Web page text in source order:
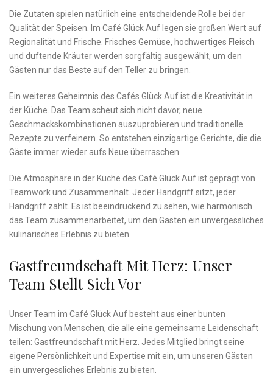
Die Zutaten ‌spielen natürlich eine entscheidende Rolle bei der
Qualität ⁤der Speisen. Im Café Glück Auf legen sie großen Wert auf
‍Regionalität und Frische. Frisches Gemüse, hochwertiges Fleisch
und duftende Kräuter werden sorgfältig ausgewählt, um den
Gästen nur das Beste ‌auf‍ den Teller zu bringen.
Ein weiteres Geheimnis des Cafés ‍Glück Auf ist die Kreativität​ in
der Küche. Das Team scheut‌ sich nicht davor, neue
Geschmackskombinationen auszuprobieren und traditionelle
Rezepte zu verfeinern. So entstehen‌ einzigartige Gerichte, die die
Gäste immer wieder aufs Neue überraschen.
Die Atmosphäre in der Küche des Café Glück Auf ist geprägt von
Teamwork und Zusammenhalt. Jeder Handgriff sitzt, jeder
Handgriff zählt. ⁢Es⁤ ist beeindruckend zu sehen, wie harmonisch⁣
das Team zusammenarbeitet, um den Gästen ein ‌unvergessliches
kulinarisches Erlebnis zu bieten.
Gastfreundschaft Mit Herz: Unser
Team Stellt Sich Vor
Unser Team im Café Glück Auf besteht aus einer bunten
Mischung von Menschen, die alle eine gemeinsame Leidenschaft
teilen: Gastfreundschaft mit Herz. Jedes Mitglied bringt seine
⁤eigene Persönlichkeit und Expertise mit ein, um unseren‍ Gästen
ein unvergessliches Erlebnis zu bieten.